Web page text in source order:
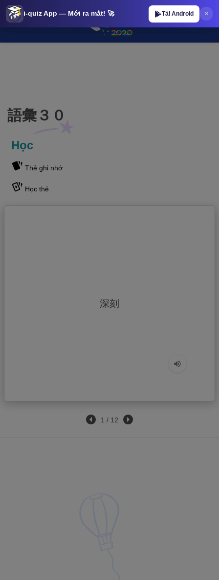
語彙３０ | iQuiz@stop 語彙３０ | iQuiz@stop
語彙３０
Học
Thẻ ghi nhớ
Học thẻ
深刻
しんこく
1 / 12
i-quiz App — Mới ra mắt! 🚀 Tải Android ×